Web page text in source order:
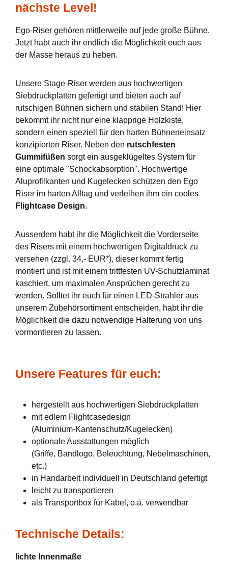
nächste Level!
Ego-Riser gehören mittlerweile auf jede große Bühne.
Jetzt habt auch ihr endlich die Möglichkeit euch aus
der Masse heraus zu heben.
Unsere Stage-Riser werden aus hochwertigen
Siebdruckplatten gefertigt und bieten auch auf
rutschigen Bühnen sichern und stabilen Stand! Hier
bekommt ihr nicht nur eine klapprige Holzkiste,
sondern einen speziell für den harten Bühneneinsatz
konzipierten Riser. Neben den rutschfesten
Gummifüßen sorgt ein ausgeklügeltes System für
eine optimale "Schockabsorption". Hochwertige
Aluprofilkanten und Kugelecken schützen den Ego
Riser im harten Alltag und verleihen ihm ein cooles
Flightcase Design.
Ausserdem habt ihr die Möglichkeit die Vorderseite
des Risers mit einem hochwertigen Digitaldruck zu
versehen (zzgl. 34,- EUR*), dieser kommt fertig
montiert und ist mit einem trittfesten UV-Schutzlaminat
kaschiert, um maximalen Ansprüchen gerecht zu
werden. Solltet ihr euch für einen LED-Strahler aus
unserem Zubehörsortiment entscheiden, habt ihr die
Möglichkeit die dazu notwendige Halterung von uns
vormontieren zu lassen.
Unsere Features für euch:
hergestellt aus hochwertigen Siebdruckplatten
mit edlem Flightcasedesign
(Aluminium-Kantenschutz/Kugelecken)
optionale Ausstattungen möglich
(Griffe, Bandlogo, Beleuchtung, Nebelmaschinen,
etc.)
in Handarbeit individuell in Deutschland gefertigt
leicht zu transportieren
als Transportbox für Kabel, o.ä. verwendbar
Technische Details:
lichte Innenmaße